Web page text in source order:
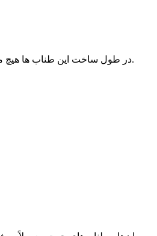
در طول ساخت این طناب ها هیچ ماده شیمیایی در نظر گرفته نشده است.و قیمت این طناب ها برای مردم عادی مطلوب است.